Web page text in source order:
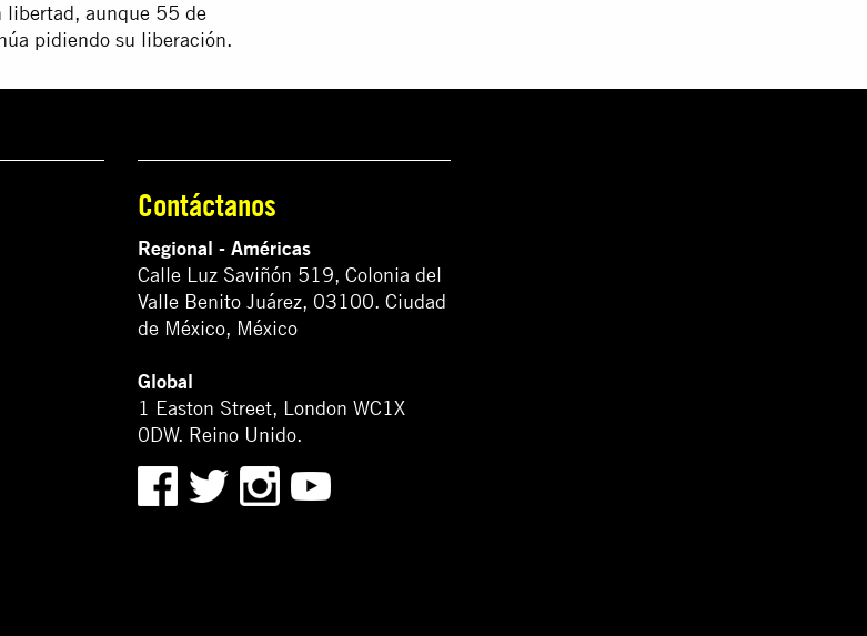
libertad, aunque 55 de
pidiendo su liberación.
Contáctanos
Regional - Américas
Calle Luz Saviñón 519, Colonia del
Valle Benito Juárez, 03100. Ciudad
de México, México
Global
1 Easton Street, London WC1X
0DW. Reino Unido.